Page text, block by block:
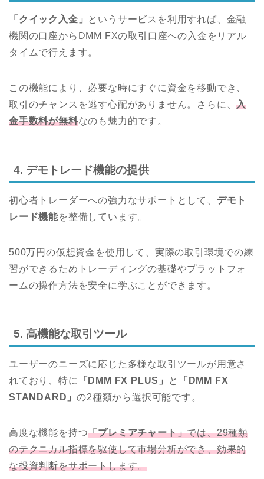
「クイック入金」
というサービスを利用すれば、金融
機関の口座からDMM FXの取引口座への入金をリアル
タイムで行えます。
この機能により、必要な時にすぐに資金を移動でき、
取引のチャンスを逃す心配がありません。さらに、入
金手数料が無料なのも魅力的です。
4. デモトレード機能の提供
初心者トレーダーへの強力なサポートとして、 デモト
レード機能を整備しています。
500万円の仮想資金を使用して、実際の取引環境での練
習ができるためトレーディングの基礎やプラットフォ
ームの操作方法を安全に学ぶことができます。
5. 高機能な取引ツール
ユーザーのニーズに応じた多様な取引ツールが用意さ
れており、特に
「DMM FX PLUS」 と
「DMM FX
STANDARD」の2種類から選択可能です。
高度な機能を持つ「プレミアチャート」では、29種類
のテクニカル指標を駆使して市場分析ができ、効果的
な投資判断をサポートします。